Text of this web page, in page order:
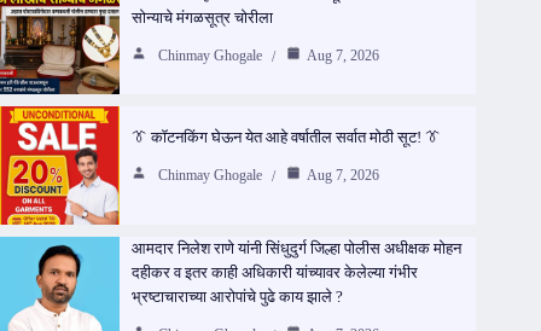
सोन्याचे मंगळसूत्र चोरीला
Chinmay Ghogale Aug 7, 2026
👔 कॉटनकिंग घेऊन येत आहे वर्षातील सर्वात मोठी सूट! 👔
Chinmay Ghogale Aug 7, 2026
आमदार निलेश राणे यांनी सिंधुदुर्ग जिल्हा पोलीस अधीक्षक मोहन
दहीकर व इतर काही अधिकारी यांच्यावर केलेल्या गंभीर
भ्रष्टाचाराच्या आरोपांचे पुढे काय झाले ?